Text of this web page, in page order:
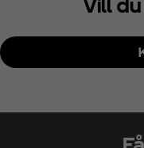
Vill